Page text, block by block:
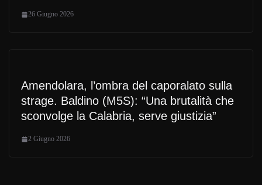
26 Giugno 2026
Amendolara, l’ombra del caporalato sulla
strage. Baldino (M5S): “Una brutalità che
sconvolge la Calabria, serve giustizia”
2 Giugno 2026